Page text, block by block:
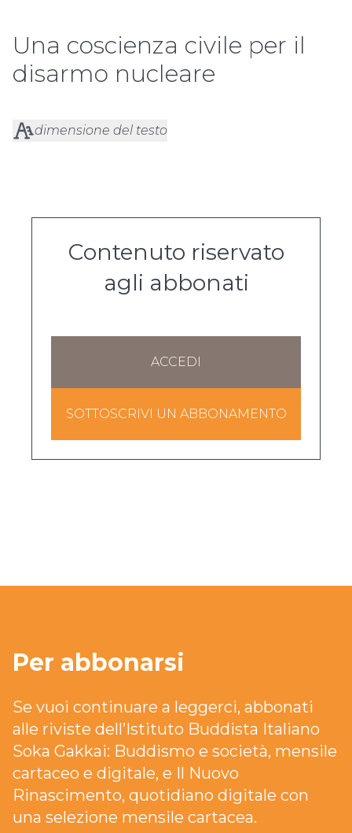
Una coscienza civile per il
disarmo nucleare
dimensione del testo
Contenuto riservato
agli abbonati
ACCEDI
SOTTOSCRIVI UN ABBONAMENTO
Per abbonarsi
Se vuoi continuare a leggerci, abbonati
alle riviste dell’Istituto Buddista Italiano
Soka Gakkai: Buddismo e società, mensile
cartaceo e digitale, e Il Nuovo
Rinascimento, quotidiano digitale con
una selezione mensile cartacea.